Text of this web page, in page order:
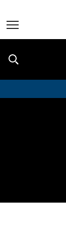
LEXOMIL SANS